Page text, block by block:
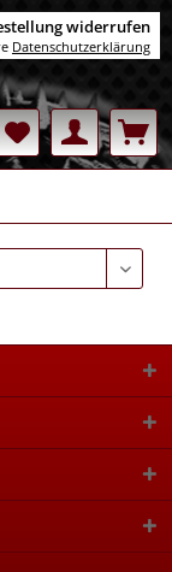
widerrufen
Datenschutzerklärung